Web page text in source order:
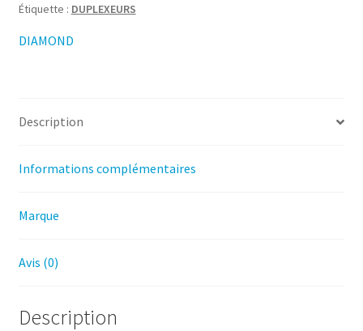
Étiquette : DUPLEXEURS
DIAMOND
Description
Informations complémentaires
Marque
Avis (0)
Description